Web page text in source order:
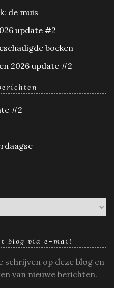
de muis
update #2
boeken
2026 update #2
#2
blog via e-mail
schrijven op deze blog en
van nieuwe berichten.